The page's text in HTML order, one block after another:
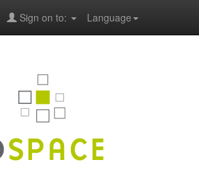
Language
Sign on to: